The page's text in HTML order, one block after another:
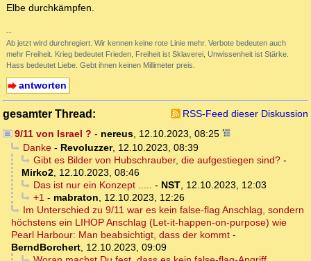
Elbe durchkämpfen.
--
Ab jetzt wird durchregiert. Wir kennen keine rote Linie mehr. Verbote bedeuten auch
mehr Freiheit. Krieg bedeutet Frieden, Freiheit ist Sklaverei, Unwissenheit ist Stärke.
Hass bedeutet Liebe. Gebt ihnen keinen Millimeter preis.
antworten
gesamter Thread:
RSS-Feed dieser Diskussion
9/11 von Israel ? - nereus, 12.10.2023, 08:25
Danke- Revoluzzer, 12.10.2023, 08:39
Gibt es Bilder von Hubschrauber, die aufgestiegen sind?-
Mirko2, 12.10.2023, 08:46
Das ist nur ein Konzept ..... - NST, 12.10.2023, 12:03
+1- mabraton, 12.10.2023, 12:26
Im Unterschied zu 9/11 war es kein false-flag Anschlag, sondern
höchstens ein LIHOP Anschlag (Let-it-happen-on-purpose) wie
Pearl Harbour: Man beabsichtigt, dass der kommt -
BerndBorchert, 12.10.2023, 09:09